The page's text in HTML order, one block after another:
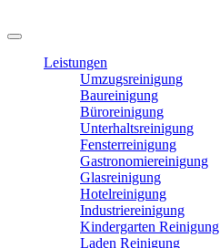
Leistungen
Umzugsreinigung
Baureinigung
Büroreinigung
Unterhaltsreinigung
Fensterreinigung
Gastronomiereinigung
Glasreinigung
Hotelreinigung
Industriereinigung
Kindergarten Reinigung
Laden Reinigung